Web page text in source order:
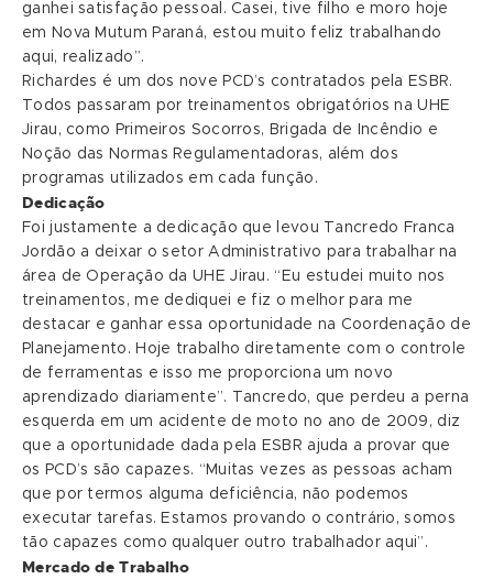
ganhei satisfação pessoal. Casei, tive filho e moro hoje
em Nova Mutum Paraná, estou muito feliz trabalhando
aqui, realizado”.
Richardes é um dos nove PCD’s contratados pela ESBR.
Todos passaram por treinamentos obrigatórios na UHE
Jirau, como Primeiros Socorros, Brigada de Incêndio e
Noção das Normas Regulamentadoras, além dos
programas utilizados em cada função.
Dedicação
Foi justamente a dedicação que levou Tancredo Franca
Jordão a deixar o setor Administrativo para trabalhar na
área de Operação da UHE Jirau. “Eu estudei muito nos
treinamentos, me dediquei e fiz o melhor para me
destacar e ganhar essa oportunidade na Coordenação de
Planejamento. Hoje trabalho diretamente com o controle
de ferramentas e isso me proporciona um novo
aprendizado diariamente”. Tancredo, que perdeu a perna
esquerda em um acidente de moto no ano de 2009, diz
que a oportunidade dada pela ESBR ajuda a provar que
os PCD’s são capazes. “Muitas vezes as pessoas acham
que por termos alguma deficiência, não podemos
executar tarefas. Estamos provando o contrário, somos
tão capazes como qualquer outro trabalhador aqui”.
Mercado de Trabalho